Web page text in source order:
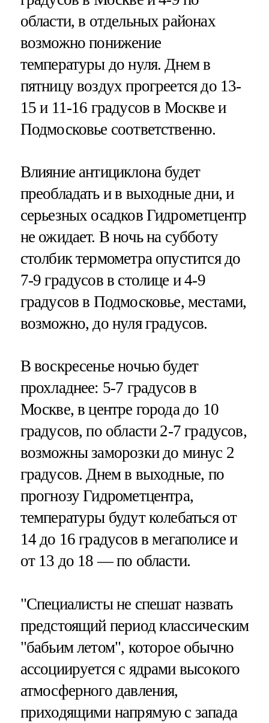
области, в отдельных районах
возможно понижение
температуры до нуля. Днем в
пятницу воздух прогреется до 13-
15 и 11-16 градусов в Москве и
Подмосковье соответственно.
Влияние антициклона будет
преобладать и в выходные дни, и
серьезных осадков Гидрометцентр
не ожидает. В ночь на субботу
столбик термометра опустится до
7-9 градусов в столице и 4-9
градусов в Подмосковье, местами,
возможно, до нуля градусов.
В воскресенье ночью будет
прохладнее: 5-7 градусов в
Москве, в центре города до 10
градусов, по области 2-7 градусов,
возможны заморозки до минус 2
градусов. Днем в выходные, по
прогнозу Гидрометцентра,
температуры будут колебаться от
14 до 16 градусов в мегаполисе и
от 13 до 18 — по области.
"Специалисты не спешат назвать
предстоящий период классическим
"бабьим летом", которое обычно
ассоциируется с ядрами высокого
атмосферного давления,
приходящими напрямую с запада